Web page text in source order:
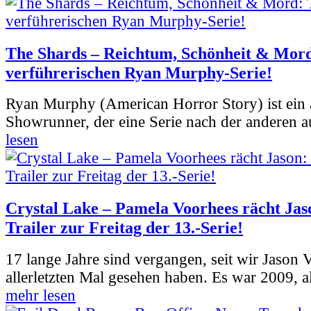
The Shards – Reichtum, Schönheit &
verführerischen Ryan Murphy-Serie!
Ryan Murphy (American Horror Story) ist ein
Showrunner, der eine Serie nach der anderen
lesen
Crystal Lake – Pamela Voorhees rächt
Trailer zur Freitag der 13.-Serie!
17 lange Jahre sind vergangen, seit wir Jason
allerletzten Mal gesehen haben. Es war 2009,
mehr lesen